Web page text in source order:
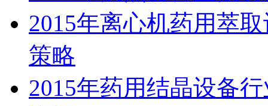
2015年离心机药用萃
策略
2015年药用结晶设备